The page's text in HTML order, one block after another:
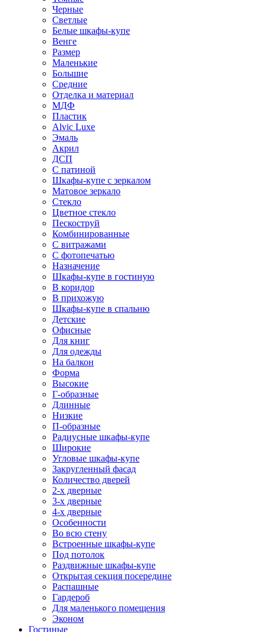
Черные
Светлые
Белые шкафы-купе
Венге
Размер
Маленькие
Большие
Средние
Отделка и материал
МДФ
Пластик
Alvic Luxe
Эмаль
Акрил
ДСП
С патиной
Шкафы-купе с зеркалом
Матовое зеркало
Стекло
Цветное стекло
Пескоструй
Комбинированные
С витражами
С фотопечатью
Назначение
Шкафы-купе в гостиную
В коридор
В прихожую
Шкафы-купе в спальню
Детские
Офисные
Для книг
Для одежды
На балкон
Форма
Высокие
Г-образные
Длинные
Низкие
П-образные
Радиусные шкафы-купе
Широкие
Угловые шкафы-купе
Закругленный фасад
Количество дверей
2-х дверные
3-х дверные
4-х дверные
Особенности
Во всю стену
Встроенные шкафы-купе
Под потолок
Раздвижные шкафы-купе
Открытая секция посередине
Распашные
Гардероб
Для маленького помещения
Эконом
Гостиные